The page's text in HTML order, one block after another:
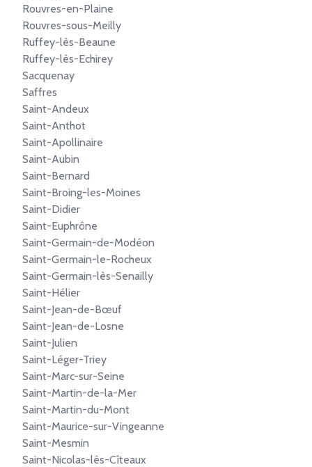
Rouvres-en-Plaine
Rouvres-sous-Meilly
Ruffey-lès-Beaune
Ruffey-lès-Echirey
Sacquenay
Saffres
Saint-Andeux
Saint-Anthot
Saint-Apollinaire
Saint-Aubin
Saint-Bernard
Saint-Broing-les-Moines
Saint-Didier
Saint-Euphrône
Saint-Germain-de-Modéon
Saint-Germain-le-Rocheux
Saint-Germain-lès-Senailly
Saint-Hélier
Saint-Jean-de-Bœuf
Saint-Jean-de-Losne
Saint-Julien
Saint-Léger-Triey
Saint-Marc-sur-Seine
Saint-Martin-de-la-Mer
Saint-Martin-du-Mont
Saint-Maurice-sur-Vingeanne
Saint-Mesmin
Saint-Nicolas-lès-Cîteaux